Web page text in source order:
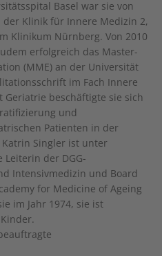
Basel war sie von
der Klinik für Innere Medizin 2,
Klinikum Nürnberg. Von 2010
erfolgreich das Master-
(MME) an der Universität
im Fach Innere
beschäftigte sie sich
und
Patienten in der
Singler ist unter
der DGG-
Intensivmedizin und Board
for Medicine of Ageing
im Jahr 1974, sie ist